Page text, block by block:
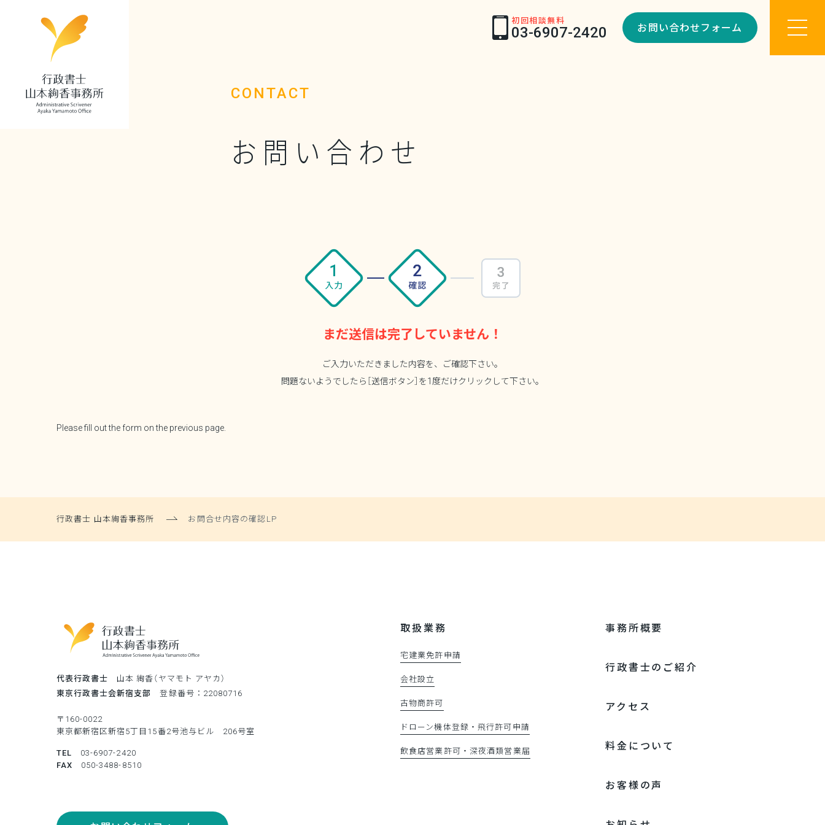
初回相談無料
03-6907-2420 お問い合わせフォーム
CONTACT
お問い合わせ
まだ送信は完了していません！
ご入力いただきました内容を、ご確認下さい。
問題ないようでしたら［送信ボタン］を1度だけクリックして下さい。
Please fill out the form on the previous page.
行政書士 山本絢香事務所 お問合せ内容の確認LP
取扱業務
宅建業免許申請
会社設立
古物商許可
ドローン機体登録・飛行許可申請
飲食店営業許可・深夜酒類営業届
事務所概要
行政書士のご紹介
アクセス
料金について
お客様の声
代表行政書士 山本 絢香（ヤマモト アヤカ）
東京行政書士会新宿支部 登録番号：22080716
〒160-0022
東京都新宿区新宿5丁目15番2号池与ビル 206号室
TEL 03-6907-2420
FAX 050-3488-8510